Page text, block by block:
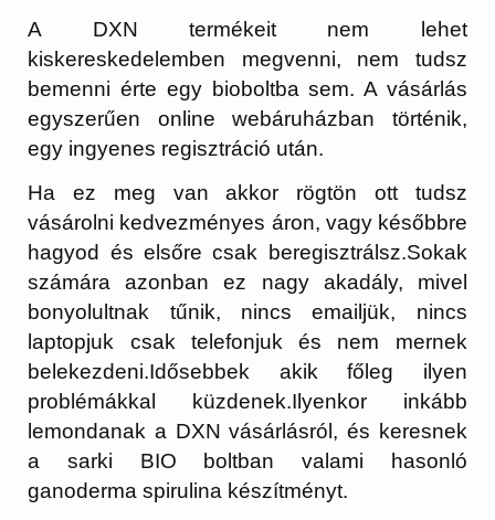
A DXN termékeit nem lehet
kiskereskedelemben megvenni, nem tudsz
bemenni érte egy bioboltba sem. A vásárlás
egyszerűen online webáruházban történik,
egy ingyenes regisztráció után.
Ha ez meg van akkor rögtön ott tudsz
vásárolni kedvezményes áron, vagy későbbre
hagyod és elsőre csak beregisztrálsz.Sokak
számára azonban ez nagy akadály, mivel
bonyolultnak tűnik, nincs emailjük, nincs
laptopjuk csak telefonjuk és nem mernek
belekezdeni.Idősebbek akik főleg ilyen
problémákkal küzdenek.Ilyenkor inkább
lemondanak a DXN vásárlásról, és keresnek
a sarki BIO boltban valami hasonló
ganoderma spirulina készítményt.